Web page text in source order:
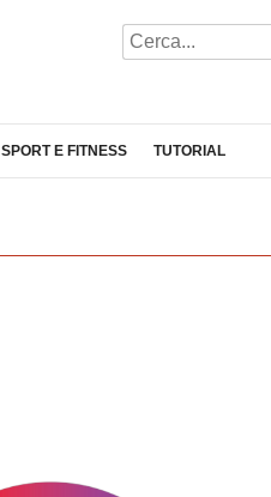
SPORT E FITNESS TUTORIAL